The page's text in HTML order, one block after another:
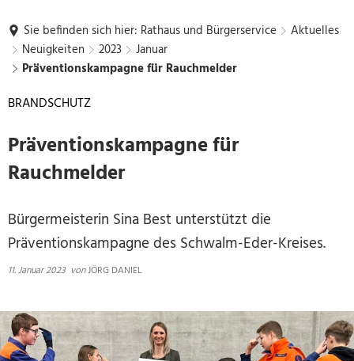
Sie befinden sich hier: Rathaus und Bürgerservice
Aktuelles
Neuigkeiten
2023
Januar
Präventionskampagne für Rauchmelder
BRANDSCHUTZ
Präventionskampagne für
Rauchmelder
Bürgermeisterin Sina Best unterstützt die
Präventionskampagne des Schwalm-Eder-Kreises.
11. Januar 2023 vonJÖRG DANIEL